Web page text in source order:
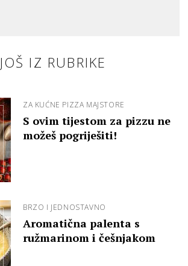
JOŠ IZ RUBRIKE
ZA KUĆNE PIZZA MAJSTORE
S ovim tijestom za pizzu ne
možeš pogriješiti!
BRZO I JEDNOSTAVNO
Aromatična palenta s
ružmarinom i češnjakom